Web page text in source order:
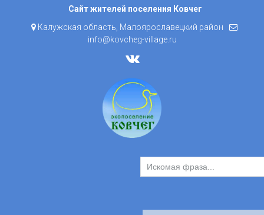
Skip
content
Сайт жителей поселения Ковчег
Калужская область, Малоярославецкий район
info@kovcheg-village.ru